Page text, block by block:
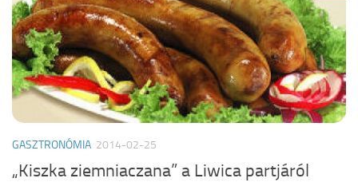
GASZTRONÓMIA 2014-02-25
„Kiszka ziemniaczana” a Liwica partjáról